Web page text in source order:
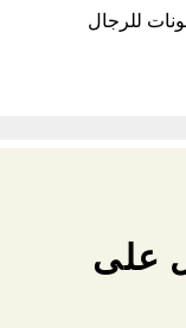
للرجال
على